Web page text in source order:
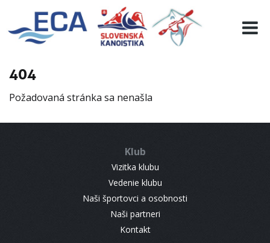
404
Požadovaná stránka sa nenašla
Klub
Vizitka klubu
Vedenie klubu
Naši športovci a osobnosti
Naši partneri
Kontakt
EURO 19
INFO
RESULTS
CONTACT